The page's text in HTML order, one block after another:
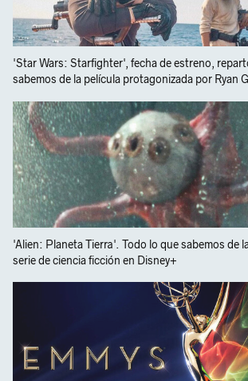
'Star Wars: Starfighter', fecha de estreno,
sabemos de la película protagonizada por Ryan
'Alien: Planeta Tierra'. Todo lo que sabemos de
serie de ciencia ficción en Disney+